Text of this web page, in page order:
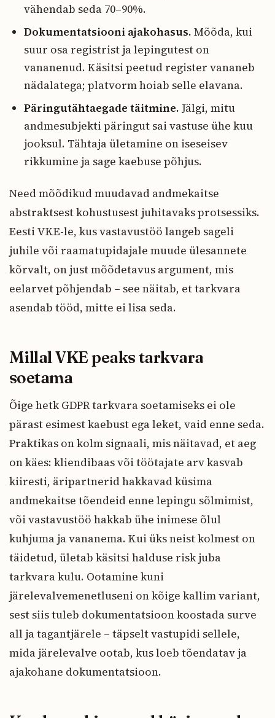
vähendab seda 70–90%.
Dokumentatsiooni ajakohasus. Mõõda, kui
suur osa registrist ja lepingutest on
vananenud. Käsitsi peetud register vananeb
nädalatega; platvorm hoiab selle elavana.
Päringutähtaegade täitmine. Jälgi, mitu
andmesubjekti päringut sai vastuse ühe kuu
jooksul. Tähtaja ületamine on iseseisev
rikkumine ja sage kaebuse põhjus.
Need mõõdikud muudavad andmekaitse
abstraktsest kohustusest juhitavaks protsessiks.
Eesti VKE-le, kus vastavustöö langeb sageli
juhile või raamatupidajale muude ülesannete
kõrvalt, on just mõõdetavus argument, mis
eelarvet põhjendab – see näitab, et tarkvara
asendab tööd, mitte ei lisa seda.
Millal VKE peaks tarkvara
soetama
Õige hetk GDPR tarkvara soetamiseks ei ole
pärast esimest kaebust ega leket, vaid enne seda.
Praktikas on kolm signaali, mis näitavad, et aeg
on käes: kliendibaas või töötajate arv kasvab
kiiresti, äripartnerid hakkavad küsima
andmekaitse tõendeid enne lepingu sõlmimist,
või vastavustöö hakkab ühe inimese õlul
kuhjuma ja vananema. Kui üks neist kolmest on
täidetud, ületab käsitsi halduse risk juba
tarkvara kulu. Ootamine kuni
järelevalvemenetluseni on kõige kallim variant,
sest siis tuleb dokumentatsioon koostada surve
all ja tagantjärele – täpselt vastupidi sellele,
mida järelevalve ootab, kus loeb tõendatav ja
ajakohane dokumentatsioon.